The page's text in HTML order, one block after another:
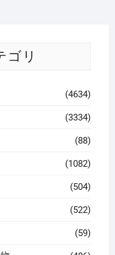
ゴリ
(4634)
(3334)
(88)
(1082)
(504)
(522)
(59)